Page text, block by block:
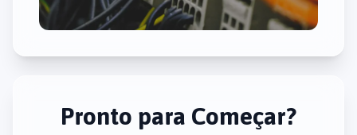
Pronto para Começar?